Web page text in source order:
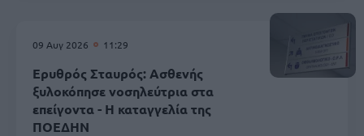
09 Αυγ 2026 11:29
Ερυθρός Σταυρός: Ασθενής
ξυλοκόπησε νοσηλεύτρια στα
επείγοντα - Η καταγγελία της
ΠΟΕΔΗΝ